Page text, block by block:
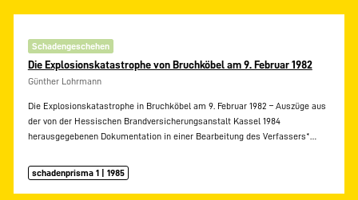
Schadengeschehen
Die Explosionskatastrophe von Bruchköbel am 9. Februar 1982
Günther Lohrmann
Die Explosionskatastrophe in Bruchköbel am 9. Februar 1982 – Auszüge aus
der von der Hessischen Brandversicherungsanstalt Kassel 1984
herausgegebenen Dokumentation in einer Bearbeitung des Verfassers*…
schadenprisma 1 | 1985